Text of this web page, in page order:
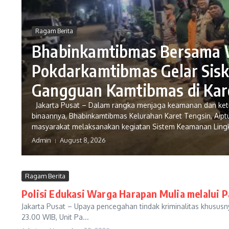
Ragam Berita
Bhabinkamtibmas Bersama
Pokdarkamtibmas Gelar
Gangguan Kamtibmas di
Jakarta Pusat – Dalam rangka menjaga keamanan dan
binaannya, Bhabinkamtibmas Kelurahan Karet Tengsin,
masyarakat melaksanakan kegiatan Sistem Keamanan
Admin August 8, 2026
Ragam Berita
Polisi Edukasi Warga Harapan Mulia melalui
Jakarta Pusat – Upaya pencegahan tindak kriminalitas
23.00 WIB, Unit Pa...